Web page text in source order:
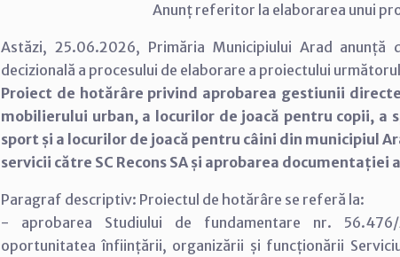
Anunț referitor la elaborarea unui
Astăzi, 25.06.2026, Primăria Municipiului Arad anunță
decizională a procesului de elaborare a proiectului
Proiect de hotărâre privind aprobarea gestiunii
mobilierului urban, a locurilor de joacă pentru copii,
sport și a locurilor de joacă pentru câini din municipiul
servicii către SC Recons SA și aprobarea
Paragraf descriptiv: Proiectul de hotărâre se referă la:
- aprobarea Studiului de fundamentare nr.
oportunitatea înființării, organizării și funcționării